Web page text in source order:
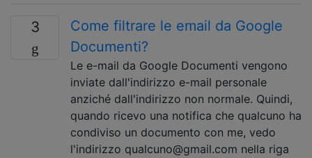
3
Come filtrare le email da Google
Documenti?
Le e-mail da Google Documenti vengono
inviate dall'indirizzo e-mail personale
anziché dall'indirizzo non normale. Quindi,
quando ricevo una notifica che qualcuno ha
condiviso un documento con me, vedo
l'indirizzo qualcuno@gmail.com nella riga